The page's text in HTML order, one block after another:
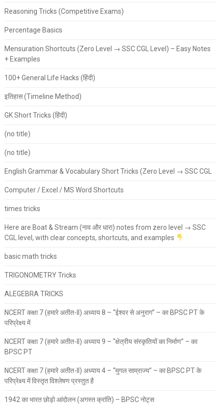
Reasoning Tricks (Competitive Exams)
Percentage Basics
Mensuration Shortcuts (Zero Level → SSC CGL Level) – Easy Notes
+ Examples
100+ General Life Hacks (हिंदी)
इतिहास (Timeline Method)
GK Short Tricks (हिंदी)
(no title)
(no title)
English Grammar & Vocabulary Short Tricks (Zero Level → SSC CGL
Computer / Excel / MS Word Shortcuts
times tricks
Here are Boat & Stream (नाव और धारा) notes from zero level → SSC
CGL level, with clear concepts, shortcuts, and examples
basic math tricks
TRIGONOMETRY Tricks
ALEGEBRA TRICKS
NCERT कक्षा 7 (हमारे अतीत-II) अध्याय 8 – “ईश्वर से अनुराग” – का BPSC PT के
परिप्रेक्ष्य में
NCERT कक्षा 7 (हमारे अतीत-II) अध्याय 9 – “क्षेत्रीय संस्कृतियों का निर्माण” – का
BPSC PT
NCERT कक्षा 7 (हमारे अतीत-II) अध्याय 4 – “मुगल साम्राज्य” – का BPSC PT के
परिप्रेक्ष्य में विस्तृत विश्लेषण प्रस्तुत है
1942 का भारत छोड़ो आंदोलन (अगस्त क्रांति) – BPSC नोट्स